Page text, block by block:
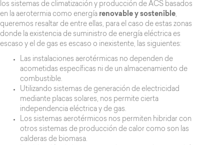
los sistemas de climatización y producción de ACS basados
en la aerotermia como energía renovable y sostenible,
queremos resaltar de entre ellas, para el caso de estas zonas
donde la existencia de suministro de energía eléctrica es
escaso y el de gas es escaso o inexistente, las siguientes:
Las instalaciones aerotérmicas no dependen de
acometidas específicas ni de un almacenamiento de
combustible.
Utilizando sistemas de generación de electricidad
mediante placas solares, nos permite cierta
independencia eléctrica y de gas.
Los sistemas aerotérmicos nos permiten hibridar con
otros sistemas de producción de calor como son las
calderas de biomasa.